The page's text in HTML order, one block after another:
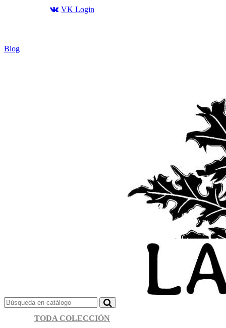
VK Login
Blog
TODA COLECCIÓN